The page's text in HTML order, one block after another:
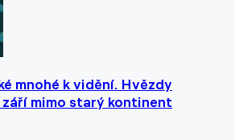
mnohé k vidění. Hvězdy
mimo starý kontinent